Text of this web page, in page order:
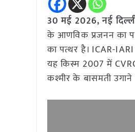
30 मई 2026, नई
के आणविक प्रजनन का
का पत्थर है। ICAR-
यह किस्म 2007 में
कश्मीर के बासमती